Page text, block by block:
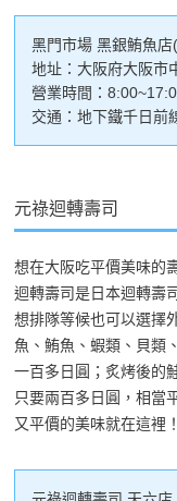
黑門市場 黑銀鮪魚
地址：大阪府大阪市
營業時間：
交通：地下鐵千日前
元祿迴轉壽司
想在大阪吃平價美味的
迴轉壽司是日本迴轉壽
想排隊等候也可以選擇
魚、鮪魚、蝦類、貝類
一百多日圓；炙烤後的
只要兩百多日圓，相當
又平價的美味就在這裡！